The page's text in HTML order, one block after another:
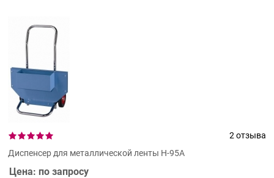
2 отзыва
Диспенсер для металлической ленты Н-95А
Цена: по запросу